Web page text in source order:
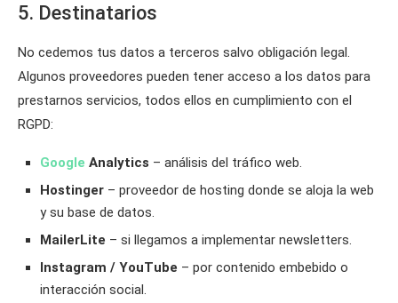
5. Destinatarios
No cedemos tus datos a terceros salvo obligación legal.
Algunos proveedores pueden tener acceso a los datos para
prestarnos servicios, todos ellos en cumplimiento con el
RGPD:
Google Analytics – análisis del tráfico web.
Hostinger – proveedor de hosting donde se aloja la web
y su base de datos.
MailerLite – si llegamos a implementar newsletters.
Instagram / YouTube – por contenido embebido o
interacción social.